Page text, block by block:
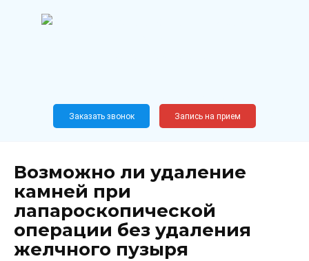
Новослободская, 62, к12
Заказать звонок Запись на прием
Возможно ли удаление
камней при
лапароскопической
операции без удаления
желчного пузыря